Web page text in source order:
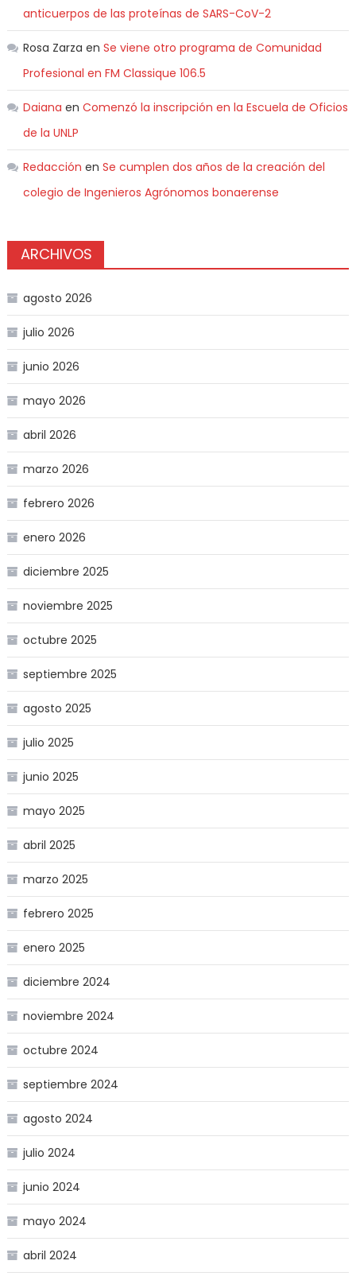
anticuerpos de las proteínas de SARS-CoV-2
Rosa Zarza en Se viene otro programa de Comunidad
Profesional en FM Classique 106.5
Daiana en Comenzó la inscripción en la Escuela de Oficios
de la UNLP
Redacción en Se cumplen dos años de la creación del
colegio de Ingenieros Agrónomos bonaerense
ARCHIVOS
agosto 2026
julio 2026
junio 2026
mayo 2026
abril 2026
marzo 2026
febrero 2026
enero 2026
diciembre 2025
noviembre 2025
octubre 2025
septiembre 2025
agosto 2025
julio 2025
junio 2025
mayo 2025
abril 2025
marzo 2025
febrero 2025
enero 2025
diciembre 2024
noviembre 2024
octubre 2024
septiembre 2024
agosto 2024
julio 2024
junio 2024
mayo 2024
abril 2024